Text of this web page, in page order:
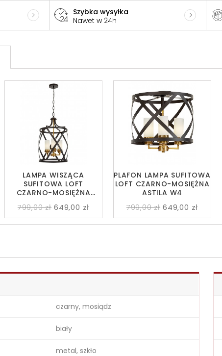
Szybka wysyłka
Nawet w 24h
LAMPA WISZĄCA
SUFITOWA LOFT
CZARNO-MOSIĘŻNA
799,00 zł 649,00 zł
PLAFON LAMPA SUFITOWA
LOFT CZARNO-MOSIĘŻNA
ASTILA W4
799,00 zł 649,00 zł
czarny, mosiądz
biały
metal, szkło